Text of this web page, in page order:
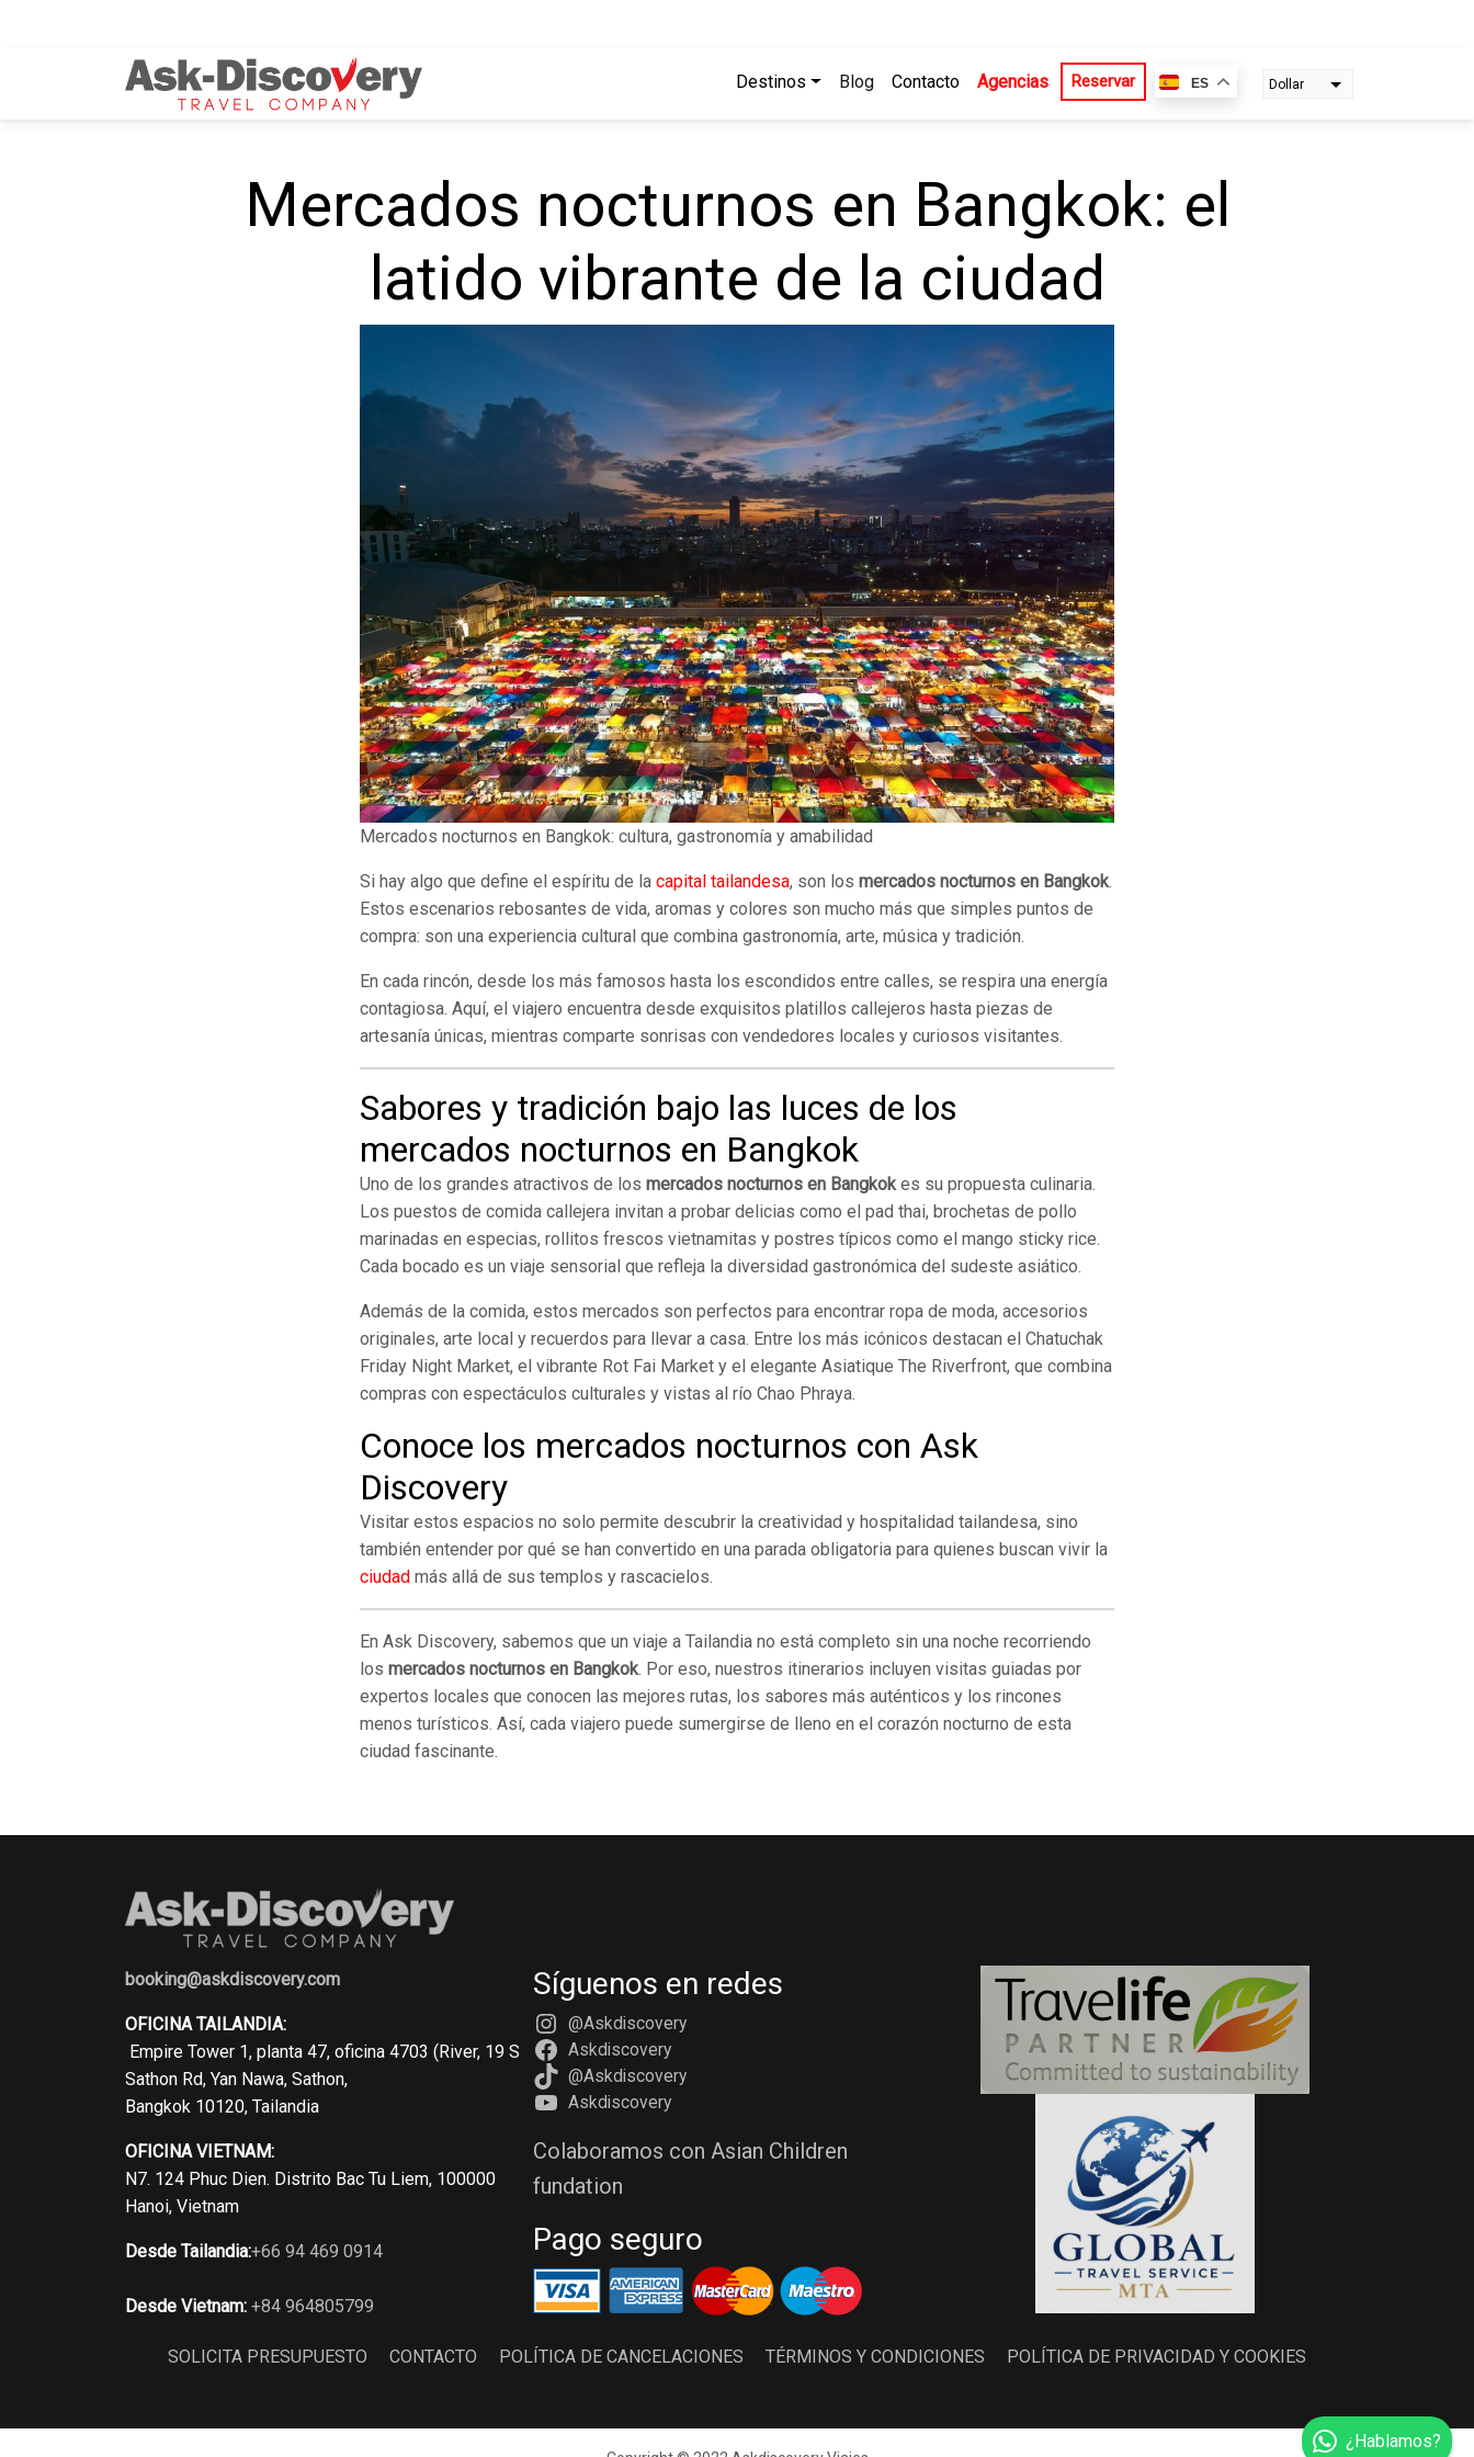
¿Hablamos?
Destinos Blog Contacto Agencias Reservar ES
Dollar
Mercados nocturnos en Bangkok: el
latido vibrante de la ciudad
Mercados nocturnos en Bangkok: cultura, gastronomía y amabilidad
Si hay algo que define el espíritu de la capital tailandesa, son los mercados nocturnos en Bangkok.
Estos escenarios rebosantes de vida, aromas y colores son mucho más que simples puntos de
compra: son una experiencia cultural que combina gastronomía, arte, música y tradición.
En cada rincón, desde los más famosos hasta los escondidos entre calles, se respira una energía
contagiosa. Aquí, el viajero encuentra desde exquisitos platillos callejeros hasta piezas de
artesanía únicas, mientras comparte sonrisas con vendedores locales y curiosos visitantes.
Sabores y tradición bajo las luces de los
mercados nocturnos en Bangkok
Uno de los grandes atractivos de los mercados nocturnos en Bangkokes su propuesta culinaria.
Los puestos de comida callejera invitan a probar delicias como el pad thai, brochetas de pollo
marinadas en especias, rollitos frescos vietnamitas y postres típicos como el mango sticky rice.
Cada bocado es un viaje sensorial que refleja la diversidad gastronómica del sudeste asiático.
Además de la comida, estos mercados son perfectos para encontrar ropa de moda, accesorios
originales, arte local y recuerdos para llevar a casa. Entre los más icónicos destacan el Chatuchak
Friday Night Market, el vibrante Rot Fai Market y el elegante Asiatique The Riverfront, que combina
compras con espectáculos culturales y vistas al río Chao Phraya.
Conoce los mercados nocturnos con Ask
Discovery
Visitar estos espacios no solo permite descubrir la creatividad y hospitalidad tailandesa, sino
también entender por qué se han convertido en una parada obligatoria para quienes buscan vivir la
ciudad más allá de sus templos y rascacielos.
En Ask Discovery, sabemos que un viaje a Tailandia no está completo sin una noche recorriendo
los mercados nocturnos en Bangkok. Por eso, nuestros itinerarios incluyen visitas guiadas por
expertos locales que conocen las mejores rutas, los sabores más auténticos y los rincones
menos turísticos. Así, cada viajero puede sumergirse de lleno en el corazón nocturno de esta
ciudad fascinante.
booking@askdiscovery.com
OFICINA TAILANDIA:
Empire Tower 1, planta 47, oficina 4703 (River, 19 S
Sathon Rd, Yan Nawa, Sathon,
Bangkok 10120, Tailandia
OFICINA VIETNAM:
N7. 124 Phuc Dien. Distrito Bac Tu Liem, 100000
Hanoi, Vietnam
Desde Tailandia:+66 94 469 0914
Desde Vietnam: +84 964805799
Síguenos en redes
@Askdiscovery
Askdiscovery
@Askdiscovery
Askdiscovery
Colaboramos con Asian Children
fundation
Pago seguro
SOLICITA PRESUPUESTO CONTACTO POLÍTICA DE CANCELACIONES TÉRMINOS Y CONDICIONES POLÍTICA DE PRIVACIDAD Y COOKIES